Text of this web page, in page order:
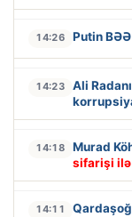
14:26 Putin
14:23
Ali
14:18 Murad
sifarişi
14:11